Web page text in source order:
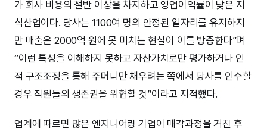
가 회사 비용의 절반 이상을 차지하고 영업이익률이 낮은 지
식산업이다. 당사는 1100여 명의 안정된 일자리를 유지하지
만 매출은 2000억 원에 못 미치는 현실이 이를 방증한다”며
“이런 특성을 이해하지 못하고 자산가치로만 평가하거나 인
적 구조조정을 통해 주머니만 채우려는 쪽에서 당사를 인수할
경우 직원들의 생존권을 위협할 것”이라고 지적했다.
업계에 따르면 많은 엔지니어링 기업이 매각과정을 거친 후